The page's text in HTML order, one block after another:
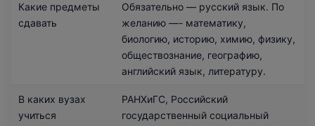
Какие предметы
сдавать
Обязательно — русский язык. По
желанию —- математику,
биологию, историю, химию, физику,
обществознание, географию,
английский язык, литературу.
В каких вузах
учиться
РАНХиГС, Российский
государственный социальный